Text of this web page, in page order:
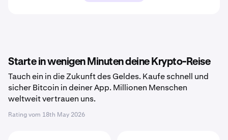
Starte in wenigen Minuten deine Krypto-Reise
Tauch ein in die Zukunft des Geldes. Kaufe schnell und
sicher Bitcoin in deiner App. Millionen Menschen
weltweit vertrauen uns.
Rating vom 18th May 2026